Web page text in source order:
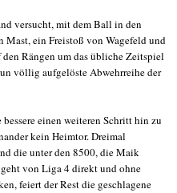
versucht, mit dem Ball in den
Mast, ein Freistoß von Wagefeld und
Rängen um das übliche Zeitspiel
völlig aufgelöste Abwehrreihe der
einen weiteren Schritt hin zu
kein Heimtor. Dreimal
die unter den 8500, die Maik
von Liga 4 direkt und ohne
feiert der Rest die geschlagene